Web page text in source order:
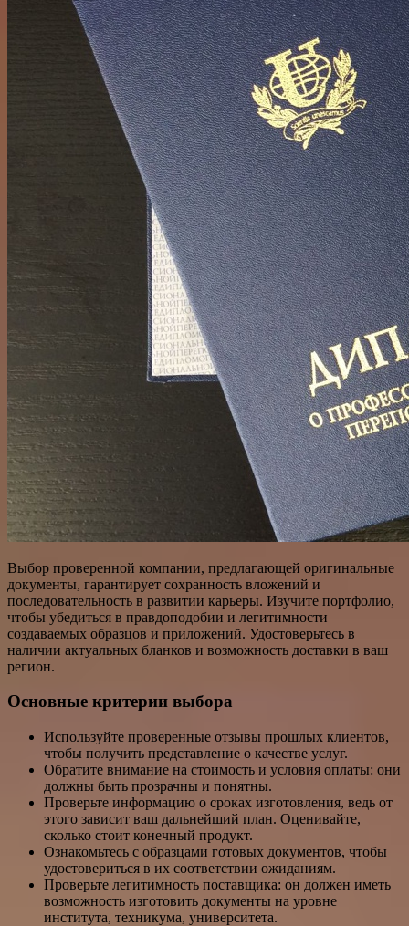
Выбор проверенной компании, предлагающей оригинальные
документы, гарантирует сохранность вложений и
последовательность в развитии карьеры. Изучите портфолио,
чтобы убедиться в правдоподобии и легитимности
создаваемых образцов и приложений. Удостоверьтесь в
наличии актуальных бланков и возможность доставки в ваш
регион.
Основные критерии выбора
Используйте проверенные отзывы прошлых клиентов,
чтобы получить представление о качестве услуг.
Обратите внимание на стоимость и условия оплаты: они
должны быть прозрачны и понятны.
Проверьте информацию о сроках изготовления, ведь от
этого зависит ваш дальнейший план. Оценивайте,
сколько стоит конечный продукт.
Ознакомьтесь с образцами готовых документов, чтобы
удостовериться в их соответствии ожиданиям.
Проверьте легитимность поставщика: он должен иметь
возможность изготовить документы на уровне
института, техникума, университета.